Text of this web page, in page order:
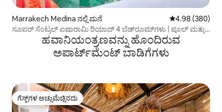
Marrakech Medina ನಲ್ಲಿ ಮನೆ 5 ರಲ್ಲಿ 4.98
4.98 (380)
ಸೂಪರ್ ಸೆಂಟ್ರಲ್ ಐಷಾರಾಮಿ ರಿಯಾದ್ 4 ಬೆಡ್‌ರೂಮ್‌ಗಳು | ಪೂಲ್ ಮತ್ತು
ಬ್ರೇಕ್‌ಫಾಸ್ಟ್ಹವಾನಿಯಂತ್ರಣವನ್ನು ಹೊಂದಿರುವ
ಅಪಾರ್ಟ್‌ಮೆಂಟ್‌ ಬಾಡಿಗೆಗಳು
ಗೆಸ್ಟ್‌ಗಳ ಅಚ್ಚುಮೆಚ್ಚಿನದು
ಗೆಸ್ಟ್‌ಗಳ ಅಚ್ಚುಮೆಚ್ಚಿನದು